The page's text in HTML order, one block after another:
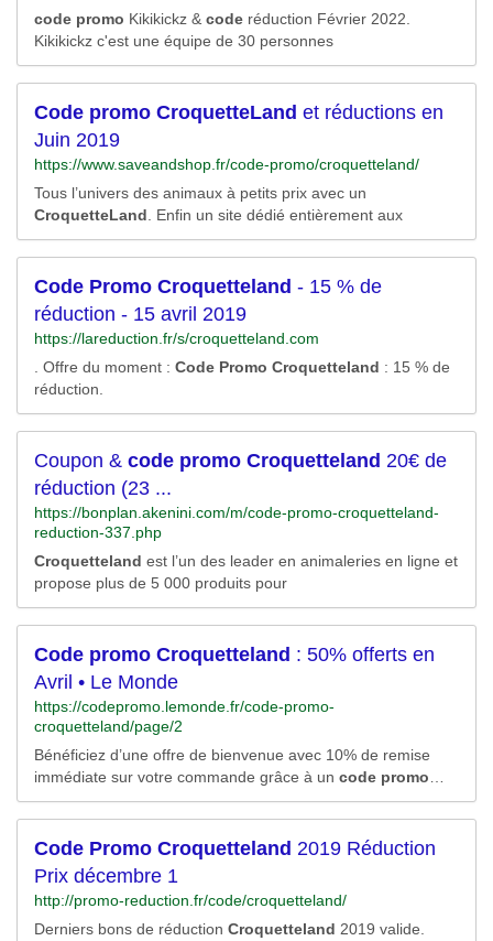
code promo Kikikickz & code réduction Février 2022.
Kikikickz c'est une équipe de 30 personnes
Code promo CroquetteLand et réductions en
Juin 2019
https://www.saveandshop.fr/code-promo/croquetteland/
Tous l’univers des animaux à petits prix avec un
CroquetteLand . Enfin un site dédié entièrement aux
Code Promo Croquetteland - 15 % de
réduction - 15 avril 2019
https://lareduction.fr/s/croquetteland.com
. Offre du moment : Code Promo Croquetteland : 15 % de
réduction.
Coupon & code promo Croquetteland 20€ de
réduction (23 ...
https://bonplan.akenini.com/m/code-promo-croquetteland-
reduction-337.php
Croquetteland est l’un des leader en animaleries en ligne et
propose plus de 5 000 produits pour
Code promo Croquetteland : 50% offerts en
Avril • Le Monde
https://codepromo.lemonde.fr/code-promo-
croquetteland/page/2
Bénéficiez d’une offre de bienvenue avec 10% de remise
immédiate sur votre commande grâce à un code promo
Croquettelandque vous trouverez sur notre page.
Code Promo Croquetteland 2019 Réduction
Prix décembre 1
http://promo-reduction.fr/code/croquetteland/
Derniers bons de réduction Croquetteland 2019 valide.